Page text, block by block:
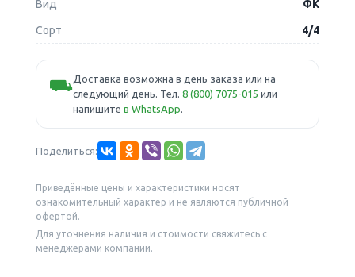
Вид ФК
Сорт 4/4
⛟Доставка возможна в день заказа или на
следующий день. Тел. 8 (800) 7075-015 или
напишите в WhatsApp.
Поделиться:
Приведённые цены и характеристики носят
ознакомительный характер и не являются публичной
офертой.
Для уточнения наличия и стоимости свяжитесь с
менеджерами компании.